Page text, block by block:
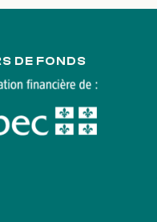
DE FONDS